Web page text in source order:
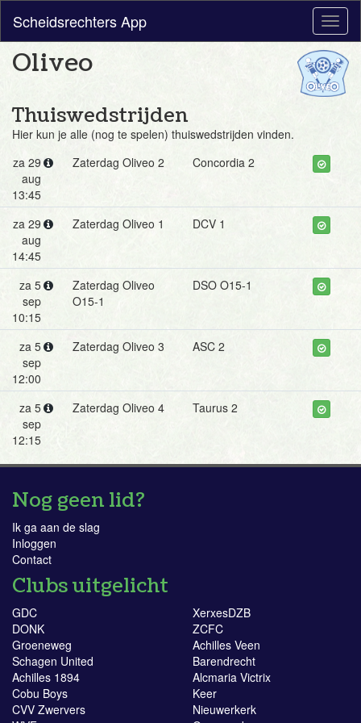
Scheidsrechters App
Oliveo
Thuiswedstrijden
Hier kun je alle (nog te spelen) thuiswedstrijden vinden.
za 29
aug
13:45
Zaterdag Oliveo 2 Concordia 2
za 29
aug
14:45
Zaterdag Oliveo 1 DCV 1
za 5
sep
10:15
Zaterdag Oliveo
O15-1
DSO O15-1
za 5
sep
12:00
Zaterdag Oliveo 3 ASC 2
za 5
sep
12:15
Zaterdag Oliveo 4 Taurus 2
Nog geen lid?
Ik ga aan de slag
Inloggen
Contact
Clubs uitgelicht
GDC
DONK
Groeneweg
Schagen United
Achilles 1894
Cobu Boys
CVV Zwervers
XerxesDZB
ZCFC
Achilles Veen
Barendrecht
Alcmaria Victrix
Keer
Nieuwerkerk